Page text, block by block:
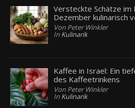
Versteckte Schätze im
Dezember kulinarisch
Von Peter Winkler
In Kulinarik
Kaffee in Israel: Ein
des Kaffeetrinkens
Von Peter Winkler
In Kulinarik